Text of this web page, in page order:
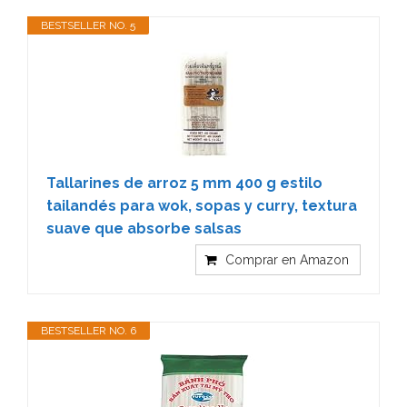
BESTSELLER NO. 5
Tallarines de arroz 5 mm 400 g estilo
tailandés para wok, sopas y curry, textura
suave que absorbe salsas
Comprar en Amazon
BESTSELLER NO. 6